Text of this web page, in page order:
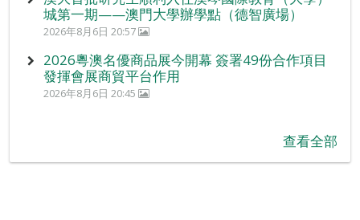
城第一期——澳門大學辦學點（德智廣場）
2026年8月6日 20:57
2026粵澳名優商品展今開幕 簽署49份合作項目
發揮會展商貿平台作用
2026年8月6日 20:45
查看全部